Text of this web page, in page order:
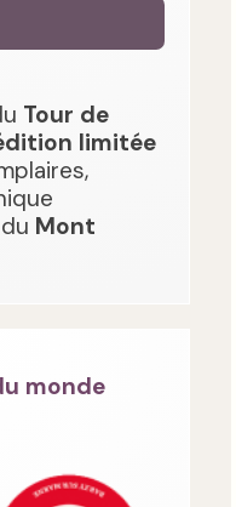
Tour de
limitée
Mont
monde